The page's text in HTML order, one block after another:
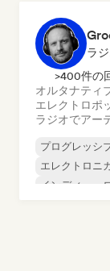
ラ
>400件の
オルタナティ
エレクトロポ
ラジオでアー
プログレッシ
エレクトロニ
インディー・